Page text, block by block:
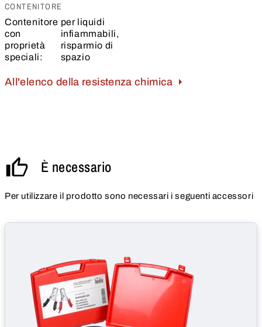
CONTENITORE
Contenitore
con
proprietà
speciali:
per liquidi
infiammabili,
risparmio di
spazio
All'elenco della resistenza chimica
È necessario
Per utilizzare il prodotto sono necessari i seguenti accessori